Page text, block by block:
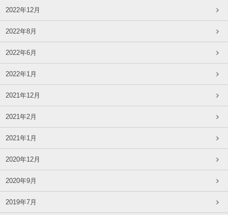
2022年12月
2022年8月
2022年6月
2022年1月
2021年12月
2021年2月
2021年1月
2020年12月
2020年9月
2019年7月